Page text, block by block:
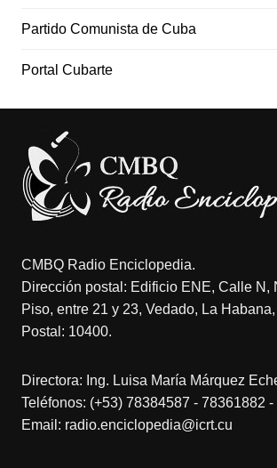
Partido Comunista de Cuba
Portal Cubarte
CMBQ Radio Enciclopedia.
Dirección postal: Edificio ENE, Calle N,
Piso, entre 21 y 23, Vedado, La
Postal: 10400.
Directora: Ing. Luisa María Márquez
Teléfonos: (+53) 78384587 - 78361882
Email: radio.enciclopedia@icrt.cu